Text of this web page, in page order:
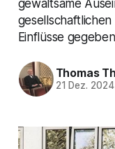
gewaltsame
Einflüsse
Thomas
21 Dez. 2024